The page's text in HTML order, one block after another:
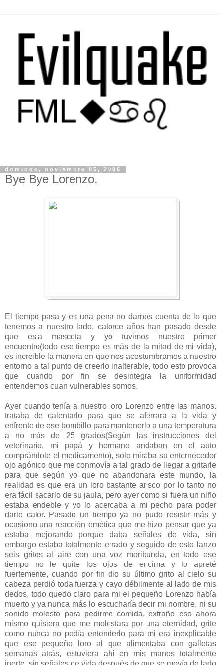
domingo, noviembre 05, 2006
Bye Bye Lorenzo.
El tiempo pasa y es una pena no darnos cuenta de lo que
tenemos a nuestro lado, catorce años han pasado desde
que esta mascota y yo tuvimos nuestro primer
encuentro(todo ese tiempo es más de la mitad de mi vida),
es increíble la manera en que nos acostumbramos a nuestro
entorno a tal punto de creerlo inalterable, todo esto provoca
que cuando por fin se desintegra la uniformidad
entendemos cuan vulnerables somos.
Ayer cuando tenía a nuestro loro Lorenzo entre las manos,
trataba de calentarlo para que se aferrara a la vida y
enfrente de ese bombillo para mantenerlo a una temperatura
a no más de 25 grados(Según las instrucciones del
veterinario, mi papá y hermano andaban en el auto
comprándole el medicamento), solo miraba su enternecedor
ojo agónico que me conmovía a tal grado de llegar a gritarle
para que según yo que no abandonara este mundo, la
realidad es que era un loro bastante arisco por lo tanto no
era fácil sacarlo de su jaula, pero ayer como si fuera un niño
estaba endeble y yo lo acercaba a mi pecho para poder
darle calor. Pasado un tiempo ya no pudo resistir más y
ocasiono una reacción emética que me hizo pensar que ya
estaba mejorando porque daba señales de vida, sin
embargo estaba totalmente errado y seguido de esto lanzo
seis gritos al aire con una voz moribunda, en todo ese
tiempo no le quite los ojos de encima y lo apreté
fuertemente, cuando por fin dio su último grito al cielo su
cabeza perdió toda fuerza y cayo débilmente al lado de mis
dedos, todo quedo claro para mi el pequeño Lorenzo había
muerto y ya nunca más lo escucharía decir mi nombre, ni su
sonido molesto para pedirme comida, extraño eso ahora
mismo quisiera que me molestara por una eternidad, grite
como nunca no podía entenderlo para mi era inexplicable
que ese pequeño loro al que alimentaba con galletas
semanas atrás, estuviera ahí en mis manos totalmente